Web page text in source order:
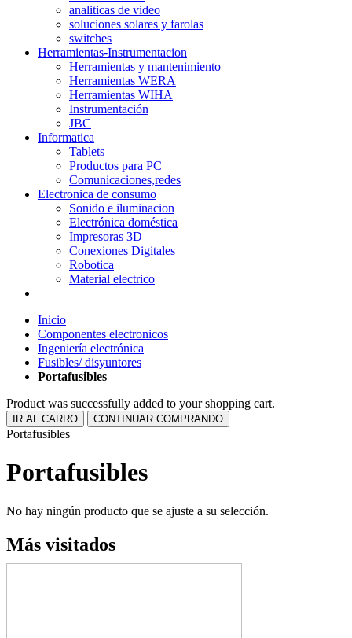
analiticas de video
soluciones solares y farolas
switches
Herramientas-Instrumentacion
Herramientas y mantenimiento
Herramientas WERA
Herramientas WIHA
Instrumentación
JBC
Informatica
Tablets
Productos para PC
Comunicaciones,redes
Electronica de consumo
Sonido e iluminacion
Electrónica doméstica
Impresoras 3D
Conexiones Digitales
Robotica
Material electrico
Inicio
Componentes electronicos
Ingeniería electrónica
Fusibles/ disyuntores
Portafusibles
Product was successfully added to your shopping cart.
IR AL CARRO CONTINUAR COMPRANDO
Portafusibles
Portafusibles
No hay ningún producto que se ajuste a su selección.
Más visitados